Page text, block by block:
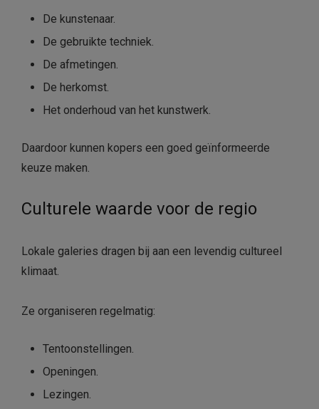
De kunstenaar.
De gebruikte techniek.
De afmetingen.
De herkomst.
Het onderhoud van het kunstwerk.
Daardoor kunnen kopers een goed geïnformeerde
keuze maken.
Culturele waarde voor de regio
Lokale galeries dragen bij aan een levendig cultureel
klimaat.
Ze organiseren regelmatig:
Tentoonstellingen.
Openingen.
Lezingen.